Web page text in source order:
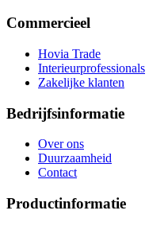
Commercieel
Hovia Trade
Interieurprofessionals
Zakelijke klanten
Bedrijfsinformatie
Over ons
Duurzaamheid
Contact
Productinformatie